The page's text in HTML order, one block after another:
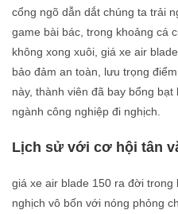
cổng ngõ dẫn dắt chúng ta trải
game bài bác, trong khoảng cá
không xong xuôi, giá xe air
bảo đảm an toàn, lưu trọng
này, thành viên đã bay bổng
ngành công nghiệp đi nghịch.
Lịch sử với cơ hội tân
giá xe air blade 150 ra đời
nghịch vô bốn với nóng phỏng